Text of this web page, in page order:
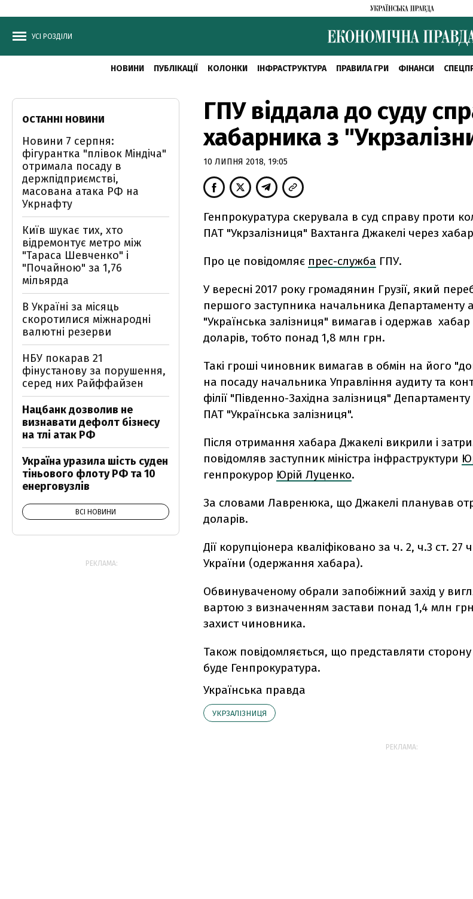
УСІ РОЗДІЛИ
НОВИНИ ПУБЛІКАЦІЇ КОЛОНКИ ІНФРАСТРУКТУРА ПРАВИЛА ГРИ ФІНАНСИ
ГПУ віддала до суду
хабарника з
10 ЛИПНЯ 2018, 19:05
Генпрокуратура скерувала в суд справу проти
ПАТ "Укрзалізниця" Вахтанга Джакелі через
Про це повідомляє прес-служба ГПУ.
У вересні 2017 року громадянин Грузії, який
першого заступника начальника Департаменту
"Українська залізниця" вимагав і одержав
доларів, тобто понад 1,8 млн грн.
Такі гроші чиновник вимагав в обмін на його
на посаду начальника Управління аудиту та
філії "Південно-Західна залізниця"
ПАТ "Українська залізниця".
Після отримання хабара Джакелі викрили і
повідомляв заступник міністра інфраструктури
генпрокурор Юрій Луценко.
За словами Лавренюка, що Джакелі планував
доларів.
Дії корупціонера кваліфіковано за ч. 2, ч.3 ст. 27
України (одержання хабара).
Обвинуваченому обрали запобіжний захід у
вартою з визначенням застави понад 1,4 млн
захист чиновника.
Також повідомляється, що представляти
буде Генпрокуратура.
Українська правда
УКРЗАЛІЗНИЦЯ
РЕКЛАМА:
ОСТАННІ НОВИНИ
Новини 7 серпня:
фігурантка "плівок Міндіча"
отримала посаду в
держпідприємстві,
масована атака РФ на
Укрнафту
Київ шукає тих, хто
відремонтує метро між
"Тараса Шевченко" і
"Почайною" за 1,76
мільярда
В Україні за місяць
скоротилися міжнародні
валютні резерви
НБУ покарав 21
фінустанову за порушення,
серед них Райффайзен
Нацбанк дозволив не
визнавати дефолт бізнесу
на тлі атак РФ
Україна уразила шість суден
тіньового флоту РФ та 10
енерговузлів
ВСІ НОВИНИ
РЕКЛАМА: